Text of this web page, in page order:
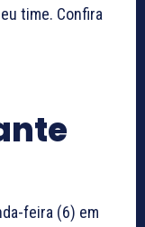
time. Confira
feira (6) em